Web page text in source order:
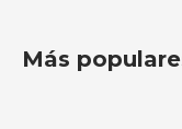
Más